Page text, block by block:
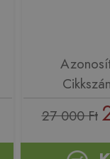
27 000 Ft